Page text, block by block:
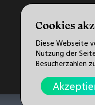
Cookies
Diese Webseite
Nutzung der
Besucherzahlen